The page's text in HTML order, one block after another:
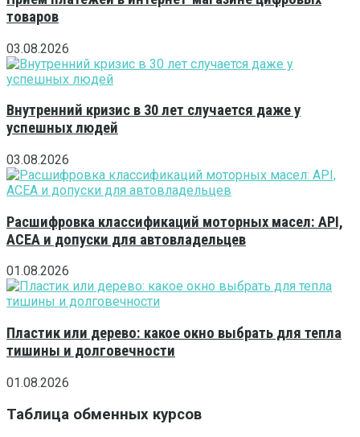
товаров
03.08.2026
Внутренний кризис в 30 лет случается даже у
успешных людей
03.08.2026
Расшифровка классификаций моторных масел: API,
ACEA и допуски для автовладельцев
01.08.2026
Пластик или дерево: какое окно выбрать для тепла
тишины и долговечности
01.08.2026
Таблица обменных курсов